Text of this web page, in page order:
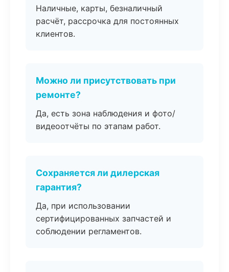
Наличные, карты, безналичный
расчёт, рассрочка для постоянных
клиентов.
Можно ли присутствовать при
ремонте?
Да, есть зона наблюдения и фото/
видеоотчёты по этапам работ.
Сохраняется ли дилерская
гарантия?
Да, при использовании
сертифицированных запчастей и
соблюдении регламентов.